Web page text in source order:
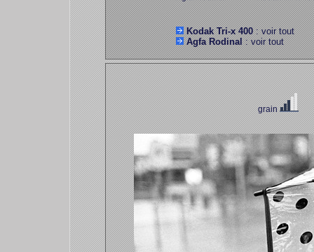
Kodak Tri-x 400: voir tout
Agfa Rodinal: voir tout
grain